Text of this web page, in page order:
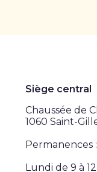
Siège central
Chaussée de
1060 Saint-
Permanences :
Lundi de 9 à